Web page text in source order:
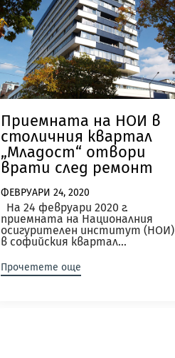
Приемната на НОИ в
столичния квартал
„Младост“ отвори
врати след ремонт
ФЕВРУАРИ 24, 2020
На 24 февруари 2020 г.
приемната на Националния
осигурителен институт (НОИ)
в софийския квартал...
Прочетете още